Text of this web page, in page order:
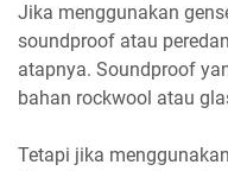
Jika menggunakan
soundproof atau
atapnya. Soundproof
bahan rockwool atau
Tetapi jika